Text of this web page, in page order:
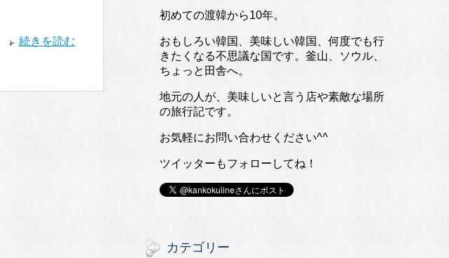
続きを読む
初めての渡韓から10年。
おもしろい韓国、美味しい韓国、何度でも行
きたくなる不思議な国です。釜山、ソウル、
ちょっと田舎へ。
地元の人が、美味しいと言う店や素敵な場所
の旅行記です。
お気軽にお問い合わせください^^
ツイッターもフォローしてね！
カテゴリー